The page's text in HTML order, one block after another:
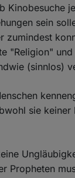
Kinobesuche
sein
zumindest
"Religion" und
(sinnlos)
sie keiner
Propheten